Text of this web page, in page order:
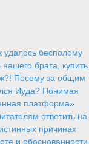
удалось бесполому
брата, купить
Посему за общим
Иуда? Понимая
платформа»
ответить на
причинах
и обоснованности